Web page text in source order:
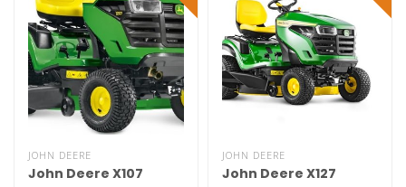
JOHN DEERE
John Deere X107
JOHN DEERE
John Deere X127